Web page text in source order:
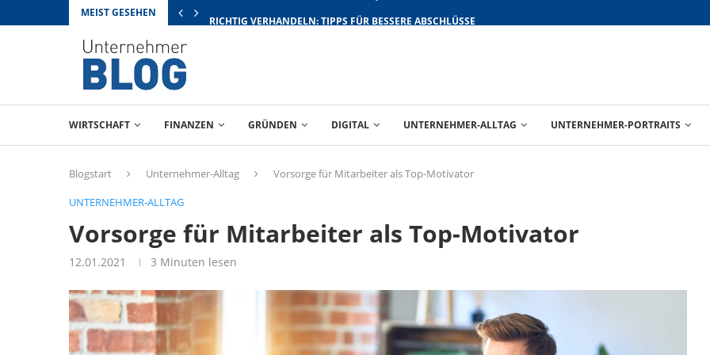
MEIST GESEHEN RICHTIG VERHANDELN: TIPPS FÜR BESSERE ABSCHLÜSSE
WIRTSCHAFT FINANZEN GRÜNDEN DIGITAL UNTERNEHMER-ALLTAG UNTERNEHMER-PORTRAITS
Blogstart Unternehmer-Alltag
Vorsorge für Mitarbeiter als Top-Motivator
UNTERNEHMER-ALLTAG
Vorsorge für Mitarbeiter als Top-Motivator
12.01.2021 3 Minuten lesen